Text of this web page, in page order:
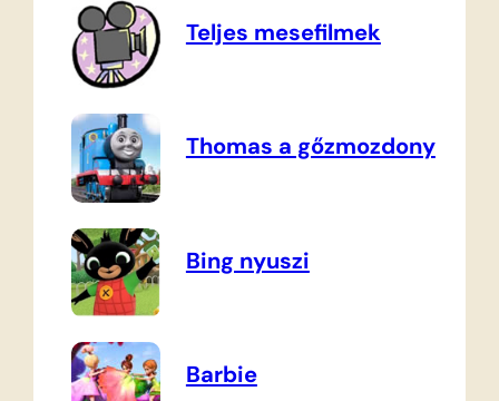
Teljes mesefilmek
Thomas a gőzmozdony
Bing nyuszi
Barbie